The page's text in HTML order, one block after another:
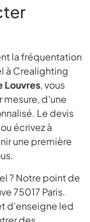
la fréquentation
à Crealighting
Louvres, vous
d’une
Le devis
ou écrivez à
une première
? Notre point de
75017 Paris.
d’enseigne led